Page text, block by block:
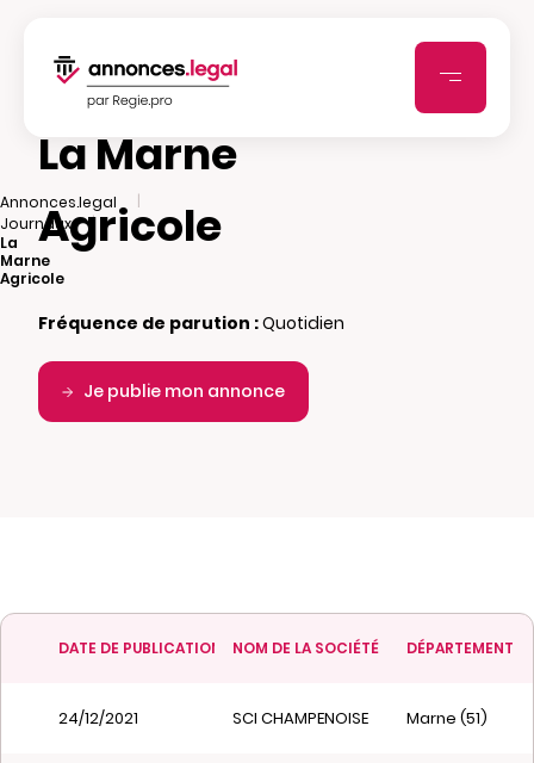
Annonces.legal
|
Journaux
|
La
Marne
Agricole
La Marne
Agricole
Fréquence de parution :Quotidien
Je publie mon annonce
DATE DE PUBLICATION NOM DE LA SOCIÉTÉ DÉPARTEMENT
24/12/2021 SCI CHAMPENOISE Marne (51)